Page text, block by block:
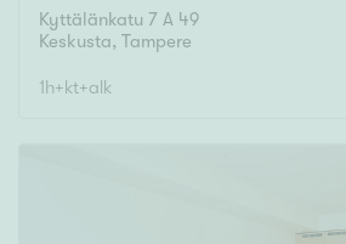
Kyttälänkatu 7 A 49
Keskusta, Tampere
1h+kt+alk